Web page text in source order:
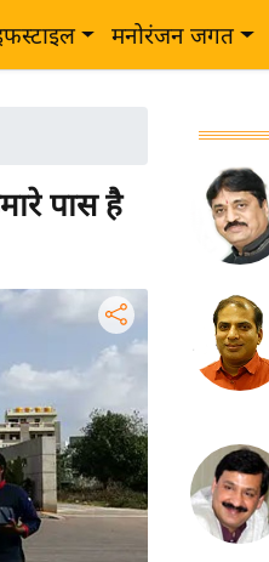
मनोरंजन जगत
पास है